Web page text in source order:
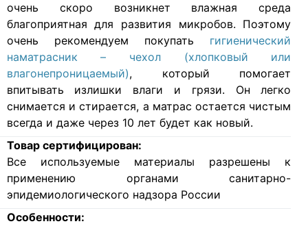
очень скоро возникнет влажная среда
благоприятная для развития микробов. Поэтому
очень рекомендуем покупать гигиенический
наматрасник – чехол (хлопковый или
влагонепроницаемый), который помогает
впитывать излишки влаги и грязи. Он легко
снимается и стирается, а матрас остается чистым
всегда и даже через 10 лет будет как новый.
Товар сертифицирован:
Все используемые материалы разрешены к
применению органами санитарно-
эпидемиологического надзора России
Особенности: